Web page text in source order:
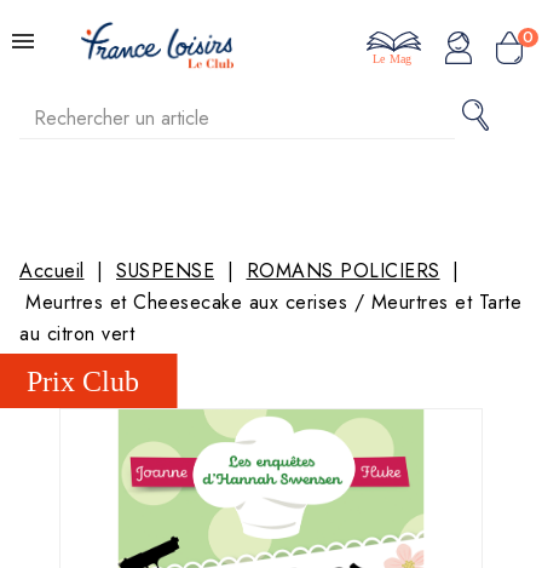
0
Le Mag
Accueil SUSPENSE
ROMANS POLICIERS
Meurtres et Cheesecake aux cerises / Meurtres et Tarte
au citron vert